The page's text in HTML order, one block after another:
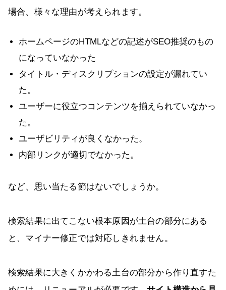
場合、様々な理由が考えられます。
ホームページのHTMLなどの記述がSEO推奨のもの
になっていなかった
タイトル・ディスクリプションの設定が漏れてい
た。
ユーザーに役立つコンテンツを揃えられていなかっ
た。
ユーザビリティが良くなかった。
内部リンクが適切でなかった。
など、思い当たる節はないでしょうか。
検索結果に出てこない根本原因が土台の部分にある
と、マイナー修正では対応しきれません。
検索結果に大きくかかわる土台の部分から作り直すた